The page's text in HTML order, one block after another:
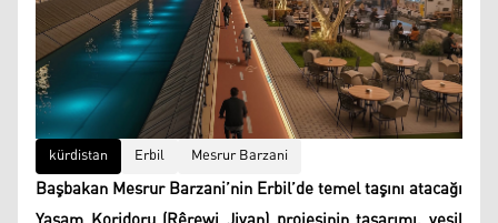
kürdistan Erbil Mesrur ​​Barzani
Başbakan Mesrur Barzani’nin Erbil’de temel taşını atacağı